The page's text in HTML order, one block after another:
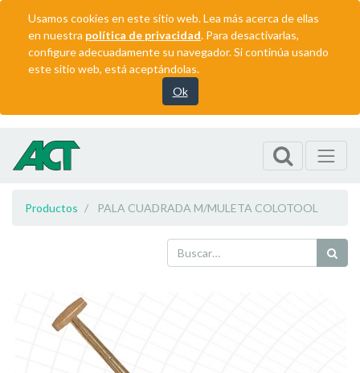
Usamos cookies en este sitio web. Lea más acerca de ellas
en nuestra política de privacidad. Para desactivarlas,
configure adecuadamente su navegador. Si continúa usando
este sitio web, está aceptándolas.
Ok
Productos PALA CUADRADA M/MULETA COLOTOOL